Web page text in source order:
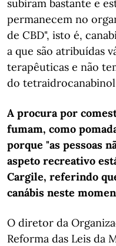
subiram bastante e
permanecem no
de CBD", isto é,
a que são atribuídas
terapêuticas e não
do tetraidrocanabinol
A procura por
fumam, como
porque "as pessoas
aspeto recreativo
Cargile, referindo
canábis neste
O diretor da
Reforma das Leis da